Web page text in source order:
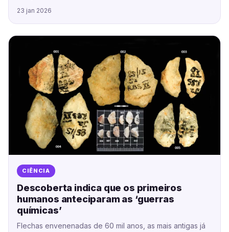
23 jan 2026
CIÊNCIA
Descoberta indica que os primeiros
humanos anteciparam as ‘guerras
químicas’
Flechas envenenadas de 60 mil anos, as mais antigas já